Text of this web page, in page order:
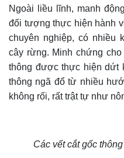
Ngoài liều lĩnh, manh
đối tượng thực hiện hành
chuyên nghiệp, có nhiều
cây rừng. Minh chứng
thông được thực hiện dứt
thông ngã đổ từ nhiều
không rối, rất trật tự như
Các vết cắt gốc